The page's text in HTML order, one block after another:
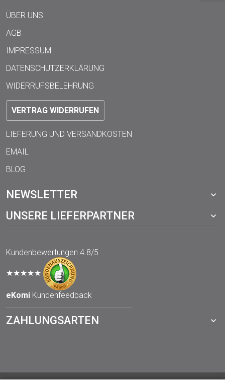
ÜBER UNS
AGB
IMPRESSUM
DATENSCHUTZERKLÄRUNG
WIDERRUFSBELEHRUNG
VERTRAG WIDERRUFEN
LIEFERUNG UND VERSANDKOSTEN
EMAIL
BLOG
NEWSLETTER
UNSERE LIEFERPARTNER
Kundenbewertungen 4.8/5
★★★★★
eKomi Kundenfeedback
ZAHLUNGSARTEN